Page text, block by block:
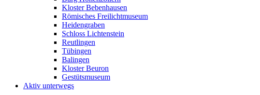
Kloster Bebenhausen
Römisches Freilichtmuseum
Heidengraben
Schloss Lichtenstein
Reutlingen
Tübingen
Balingen
Kloster Beuron
Gestütsmuseum
Aktiv unterwegs